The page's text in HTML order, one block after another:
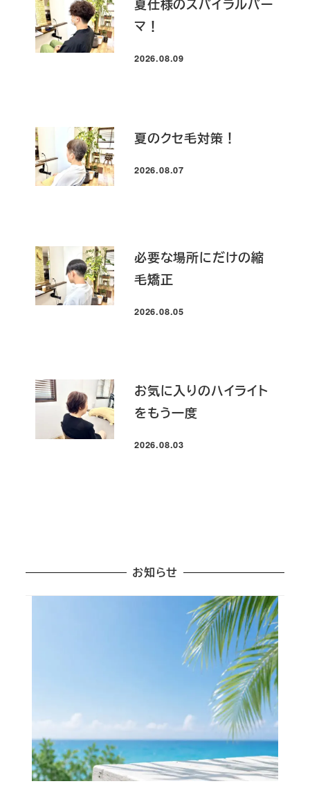
夏仕様のスパイラルパー
マ！
投稿日
2026.08.09
夏のクセ毛対策！
投稿日
2026.08.07
必要な場所にだけの縮
毛矯正
投稿日
2026.08.05
お気に入りのハイライト
をもう一度
投稿日
2026.08.03
お知らせ